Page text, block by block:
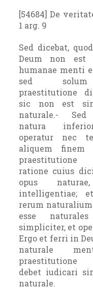
[54684] De
1 arg. 9
Sed dicebat,
Deum non est
humanae menti
sed
praestitutione
sic non est
naturale.- Sed
natura
operatur nec
aliquem
ratione cuius
opus
intelligentiae;
rerum
esse
simpliciter, et
Ergo et ferri in
naturale
debet iudicari
naturale.